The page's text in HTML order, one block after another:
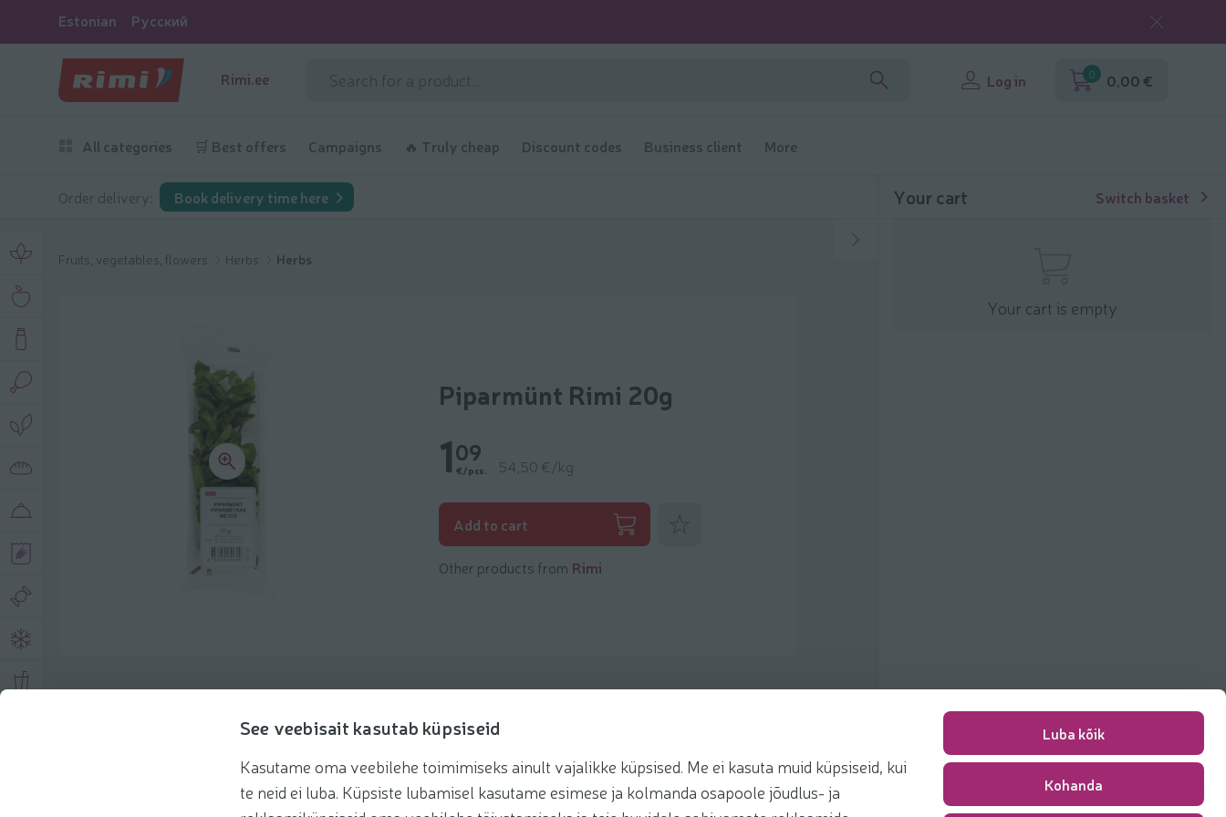
See veebisait kasutab küpsiseid
Kasutame oma veebilehe toimimiseks ainult vajalikke küpsised. Me ei kasuta muid küpsiseid, kui
te neid ei luba. Küpsiste lubamisel kasutame esimese ja kolmanda osapoole jõudlus- ja
Luba kõik
Kohanda
Estonian Русский
Rimi.ee Log in 0 0,00 €
All categories 🛒 Best offers Campaigns 🔥 Truly cheap Discount codes Business client More
Order delivery: Book delivery time here
Fruits, vegetables, flowers Herbs Herbs
Piparmünt Rimi 20g
109
€/pcs. 54,50 €/kg
Add to cart
Other products from Rimi
Recommendations Recipes
Your cart Switch basket
Your cart is empty